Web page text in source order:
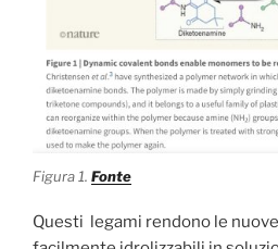
Figura 1. Fonte
Questi legami rendono le